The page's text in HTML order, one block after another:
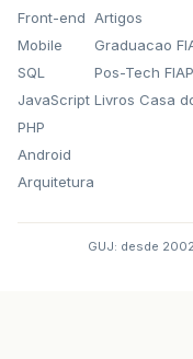
Front-end
Mobile
SQL
JavaScript
PHP
Android
Arquitetura
Artigos
Graduacao
Pos-Tech FIAP
Livros Casa
GUJ: desde